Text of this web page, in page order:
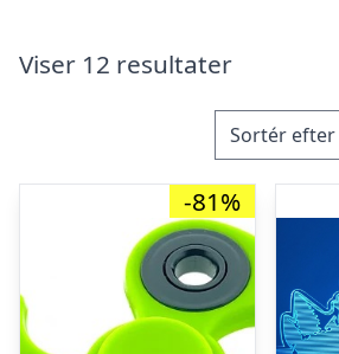
Viser 12 resultater
-81%